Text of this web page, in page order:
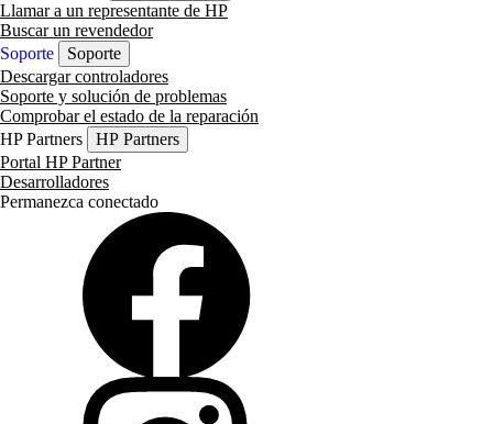
Llamar a un representante de HP
Buscar un revendedor
Soporte
Soporte
Descargar controladores
Soporte y solución de problemas
Comprobar el estado de la reparación
HP Partners
HP Partners
Portal HP Partner
Desarrolladores
Permanezca conectado